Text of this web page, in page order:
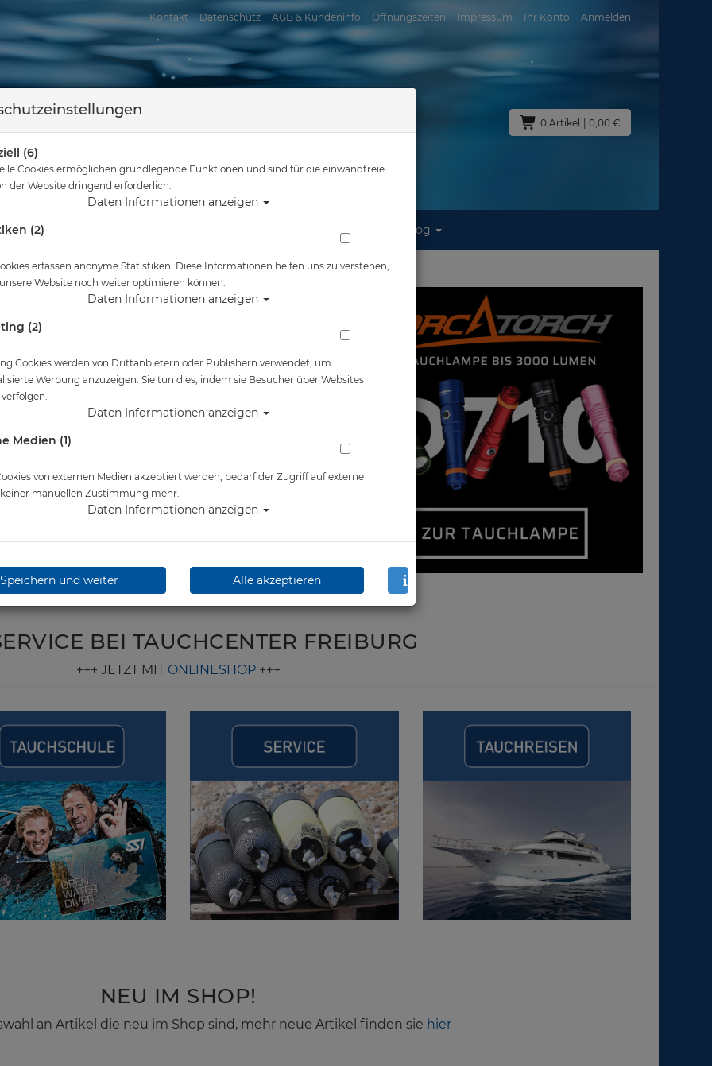
Kontakt Datenschutz AGB & Kundeninfo Öffnungszeiten Impressum Ihr Konto Anmelden
0 Artikel | 0,00 €
Reisen Blog
Sie sind hier Startseite
BEI TAUCHCENTER FREIBURG
+++ JETZT MIT ONLINESHOP+++
NEU IM SHOP!
an Artikel die neu im Shop sind, mehr neue Artikel finden sie hier
(6)
Cookies ermöglichen grundlegende Funktionen und sind für die einwandfreie
der Website dringend erforderlich.
Daten Informationen anzeigen
(2)
erfassen anonyme Statistiken. Diese Informationen helfen uns zu verstehen,
Website noch weiter optimieren können.
Daten Informationen anzeigen
(2)
Cookies werden von Drittanbietern oder Publishern verwendet, um
Werbung anzuzeigen. Sie tun dies, indem sie Besucher über Websites
Daten Informationen anzeigen
Medien (1)
von externen Medien akzeptiert werden, bedarf der Zugriff auf externe
manuellen Zustimmung mehr.
Daten Informationen anzeigen
Speichern und weiter Alle akzeptieren